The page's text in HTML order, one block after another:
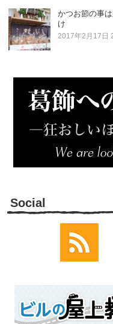
かつお節の事
け
2017年2月17日
Social